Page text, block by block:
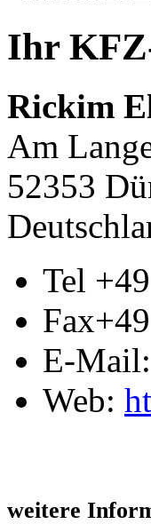
Ihr
Rickim
Am
52353
Tel
Fax
E-Mail:
Web:
weitere